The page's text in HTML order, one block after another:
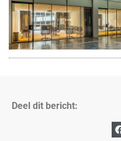
Deel dit bericht: